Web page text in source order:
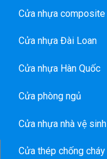
Cửa nhựa composite
Cửa nhựa Đài Loan
Cửa nhựa Hàn Quốc
Cửa phòng ngủ
Cửa nhựa nhà vệ sinh
Cửa thép chống cháy